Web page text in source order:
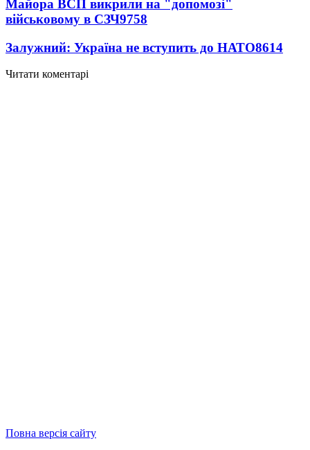
Майора ВСП викрили на "допомозі"
військовому в СЗЧ9758
Залужний: Україна не вступить до НАТО8614
Читати коментарі
Повна версія сайту